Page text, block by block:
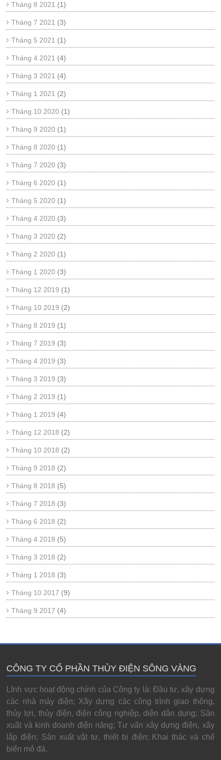
Tháng 8 2021 (1)
Tháng 7 2021 (3)
Tháng 5 2021 (1)
Tháng 4 2021 (4)
Tháng 3 2021 (4)
Tháng 1 2021 (2)
Tháng 10 2020 (1)
Tháng 9 2020 (1)
Tháng 8 2020 (1)
Tháng 7 2020 (3)
Tháng 6 2020 (1)
Tháng 5 2020 (1)
Tháng 4 2020 (3)
Tháng 3 2020 (2)
Tháng 2 2020 (1)
Tháng 1 2020 (3)
Tháng 12 2019 (1)
Tháng 10 2019 (2)
Tháng 8 2019 (1)
Tháng 7 2019 (3)
Tháng 4 2019 (3)
Tháng 3 2019 (3)
Tháng 2 2019 (1)
Tháng 1 2019 (4)
Tháng 12 2018 (2)
Tháng 10 2018 (2)
Tháng 9 2018 (2)
Tháng 8 2018 (5)
Tháng 7 2018 (3)
Tháng 6 2018 (2)
Tháng 4 2018 (5)
Tháng 3 2018 (2)
Tháng 1 2018 (3)
Tháng 10 2017 (9)
Tháng 9 2017 (4)
CÔNG TY CỔ PHẦN THỦY ĐIỆN SÔNG VÀNG
Lĩnh vực hoạt động chính của Công ty là: Đầu tư, xây dựng
các nhà máy điện; Xây dựng các công trình giao thông,
thủy lợi, thủy điện, điện công nghiệp, diện dân dụng; Sản
xuất và kinh doanh điện năng; Tư vấn xây dựng điện, xây
lắp điện; Sản xuất vật tư, thiết bị điện; Khai thác và chế
biến mỏ đá.